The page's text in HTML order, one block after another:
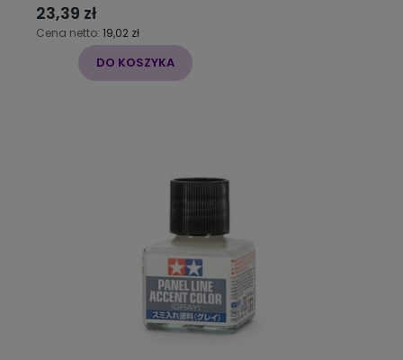
23,39 zł
Cena netto: 19,02 zł
DO KOSZYKA